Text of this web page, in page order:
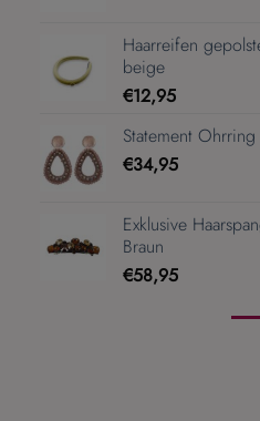
€29,95
ist:
Haarreifen
beige
€12,95
Statement
€34,95
Exklusive
Braun
€58,95